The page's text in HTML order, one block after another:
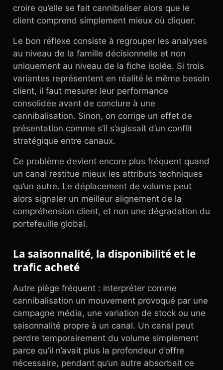
croire qu’elle se fait cannibaliser alors que le
client comprend simplement mieux où cliquer.
Le bon réflexe consiste à regrouper les analyses
au niveau de la famille décisionnelle et non
uniquement au niveau de la fiche isolée. Si trois
variantes représentent en réalité le même besoin
client, il faut mesurer leur performance
consolidée avant de conclure à une
cannibalisation. Sinon, on corrige un effet de
présentation comme s’il s’agissait d’un conflit
stratégique entre canaux.
Ce problème devient encore plus fréquent quand
un canal restitue mieux les attributs techniques
qu’un autre. Le déplacement de volume peut
alors signaler un meilleur alignement de la
compréhension client, et non une dégradation du
portefeuille global.
La saisonnalité, la disponibilité et le
trafic acheté
Autre piège fréquent : interpréter comme
cannibalisation un mouvement provoqué par une
campagne média, une variation de stock ou une
saisonnalité propre à un canal. Un canal peut
perdre temporairement du volume simplement
parce qu’il n’avait plus la profondeur d’offre
nécessaire, pendant qu’un autre absorbait ce